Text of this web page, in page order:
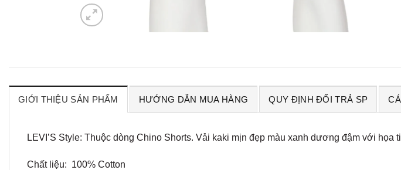
GIỚI THIỆU SẢN PHẨM HƯỚNG DẪN MUA HÀNG QUY ĐỊNH ĐỔI TRẢ SP
LEVI’S Style: Thuộc dòng Chino Shorts. Vải kaki mịn đẹp màu xanh dương đậm với họa
Chất liệu: 100% Cotton